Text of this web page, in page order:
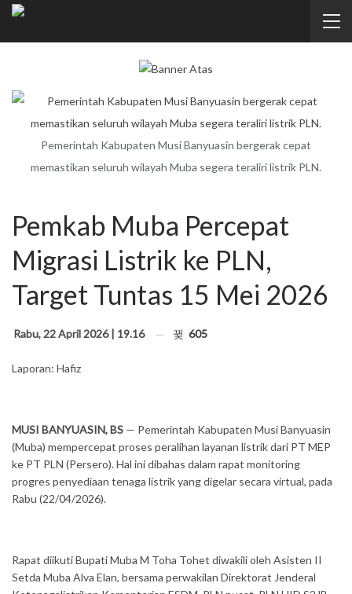
Pemerintah Kabupaten Musi Banyuasin bergerak cepat
memastikan seluruh wilayah Muba segera teraliri listrik PLN.
Pemkab Muba Percepat
Migrasi Listrik ke PLN,
Target Tuntas 15 Mei 2026
Rabu, 22 April 2026 | 19.16 605
Laporan: Hafiz
MUSI BANYUASIN, BS — Pemerintah Kabupaten Musi Banyuasin
(Muba) mempercepat proses peralihan layanan listrik dari PT MEP
ke PT PLN (Persero). Hal ini dibahas dalam rapat monitoring
progres penyediaan tenaga listrik yang digelar secara virtual, pada
Rabu (22/04/2026).
Rapat diikuti Bupati Muba M Toha Tohet diwakili oleh Asisten II
Setda Muba Alva Elan, bersama perwakilan Direktorat Jenderal